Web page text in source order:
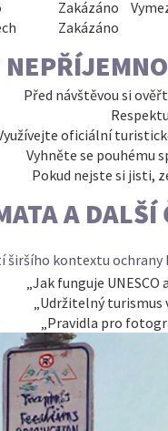
Zakázáno
Zakázáno
Před návštěvou si
oficiální
Vyhněte se pouhému
Pokud nejste si jisti,
A DALŠÍ
širšího kontextu ochrany
„Jak funguje
„Udržitelný
„Pravidla pro